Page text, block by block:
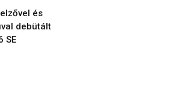
és
debütált
SE